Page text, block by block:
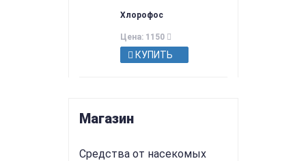
Хлорофос
Цена: 1150
КУПИТЬ
Магазин
Средства от насекомых